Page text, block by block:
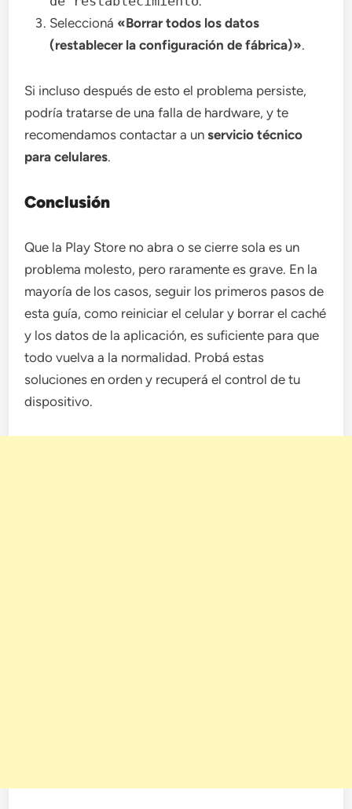
Seleccioná «Borrar todos los datos
(restablecer la configuración de fábrica)».
Si incluso después de esto el problema persiste,
podría tratarse de una falla de hardware, y te
recomendamos contactar a unservicio técnico
para celulares.
Conclusión
Que la Play Store no abra o se cierre sola es un
problema molesto, pero raramente es grave. En la
mayoría de los casos, seguir los primeros pasos de
esta guía, como reiniciar el celular y borrar el caché
y los datos de la aplicación, es suficiente para que
todo vuelva a la normalidad. Probá estas
soluciones en orden y recuperá el control de tu
dispositivo.